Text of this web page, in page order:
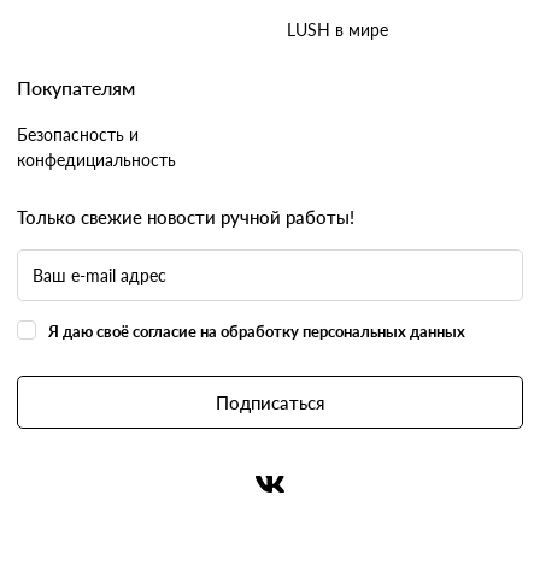
LUSH в мире
Покупателям
Безопасность и
конфедициальность
Только свежие новости ручной работы!
Я даю своё согласие на обработку персональных данных
Подписаться